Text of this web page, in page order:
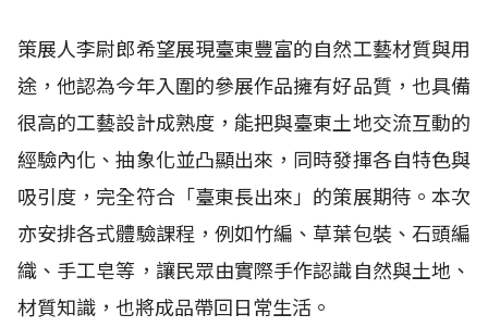
策展人李尉郎希望展現臺東豐富的自然工藝材質與用
途，他認為今年入圍的參展作品擁有好品質，也具備
很高的工藝設計成熟度，能把與臺東土地交流互動的
經驗內化、抽象化並凸顯出來，同時發揮各自特色與
吸引度，完全符合「臺東長出來」的策展期待。本次
亦安排各式體驗課程，例如竹編、草葉包裝、石頭編
織、手工皂等，讓民眾由實際手作認識自然與土地、
材質知識，也將成品帶回日常生活。